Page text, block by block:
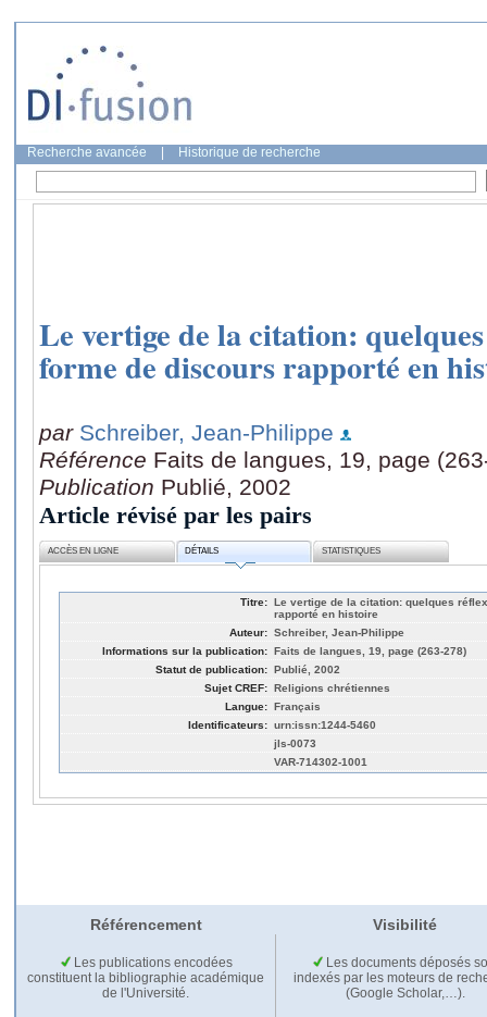
Recherche avancée Historique de recherche
Le vertige de la citation:
forme de discours rapporté en
par Schreiber, Jean-Philippe
Référence Faits de langues, 19, page
Publication Publié, 2002
Article révisé par les pairs
ACCÈS EN LIGNE DÉTAILS STATISTIQUES
Titre: Le vertige de la citation: quelques
rapporté en histoire
Auteur: Schreiber, Jean-Philippe
Informations sur la publication: Faits de langues, 19, page (263-278)
Statut de publication: Publié, 2002
Sujet CREF: Religions chrétiennes
Langue: Français
Identificateurs: urn:issn:1244-5460
jls-0073
VAR-714302-1001
Référencement Visibilité
Les publications encodées
constituent la bibliographie académique
de l'Université.
Les documents déposés
indexés par les moteurs de
(Google Scholar,…).